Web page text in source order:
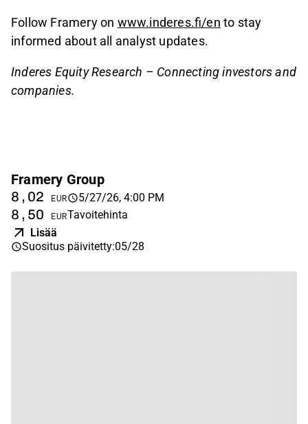
Follow Framery on www.inderes.fi/en to stay
informed about all analyst updates.
Inderes Equity Research – Connecting investors and
companies.
Framery Group
8,02 EUR 5/27/26, 4:00 PM
8,50 EURTavoitehinta
Lisää
Suositus päivitetty:05/28